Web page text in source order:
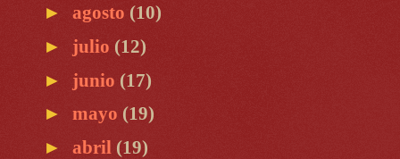
► agosto (10)
► julio (12)
► junio (17)
► mayo (19)
► abril (19)